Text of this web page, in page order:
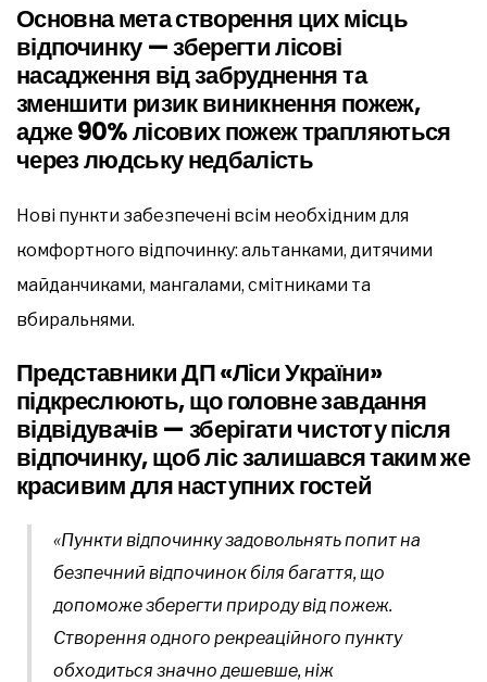
Основна мета створення цих місць
відпочинку — зберегти лісові
насадження від забруднення та
зменшити ризик виникнення пожеж,
адже 90% лісових пожеж трапляються
через людську недбалість
Нові пункти забезпечені всім необхідним для
комфортного відпочинку: альтанками, дитячими
майданчиками, мангалами, смітниками та
вбиральнями.
Представники ДП «Ліси України»
підкреслюють, що головне завдання
відвідувачів — зберігати чистоту після
відпочинку, щоб ліс залишався таким же
красивим для наступних гостей
«Пункти відпочинку задовольнять попит на
безпечний відпочинок біля багаття, що
допоможе зберегти природу від пожеж.
Створення одного рекреаційного пункту
обходиться значно дешевше, ніж